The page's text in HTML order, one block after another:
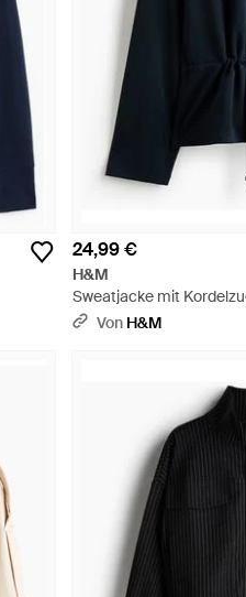
24,99 €
H&M
Sweatjacke mit
Von H&M